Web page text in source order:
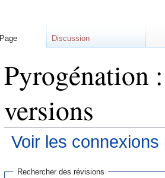
Pyrogénation
versions
Voir les
Rechercher des révisions
Page Discussion